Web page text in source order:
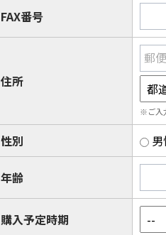
FAX番号
住所
郵
※ご入
性別
年齢
購入予定時期